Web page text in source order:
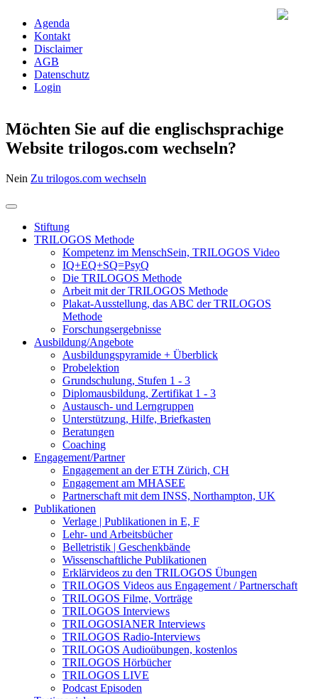
Agenda
Kontakt
Disclaimer
AGB
Datenschutz
Login
Möchten Sie auf die englischsprachige
Website trilogos.com wechseln?
Nein Zu trilogos.com wechseln
Stiftung
TRILOGOS Methode
Kompetenz im MenschSein, TRILOGOS Video
IQ+EQ+SQ=PsyQ
Die TRILOGOS Methode
Arbeit mit der TRILOGOS Methode
Plakat-Ausstellung, das ABC der TRILOGOS
Methode
Forschungsergebnisse
Ausbildung/Angebote
Ausbildungspyramide + Überblick
Probelektion
Grundschulung, Stufen 1 - 3
Diplomausbildung, Zertifikat 1 - 3
Austausch- und Lerngruppen
Unterstützung, Hilfe, Briefkasten
Beratungen
Coaching
Engagement/Partner
Engagement an der ETH Zürich, CH
Engagement am MHASEE
Partnerschaft mit dem INSS, Northampton, UK
Publikationen
Verlage | Publikationen in E, F
Lehr- und Arbeitsbücher
Belletristik | Geschenkbände
Wissenschaftliche Publikationen
Erklärvideos zu den TRILOGOS Übungen
TRILOGOS Videos aus Engagement / Partnerschaft
TRILOGOS Filme, Vorträge
TRILOGOS Interviews
TRILOGOSIANER Interviews
TRILOGOS Radio-Interviews
TRILOGOS Audioübungen, kostenlos
TRILOGOS Hörbücher
TRILOGOS LIVE
Podcast Episoden